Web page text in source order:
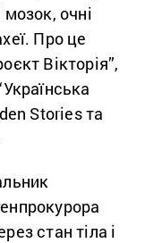
очні
Про це
Вікторія”,
Stories та
стан тіла і